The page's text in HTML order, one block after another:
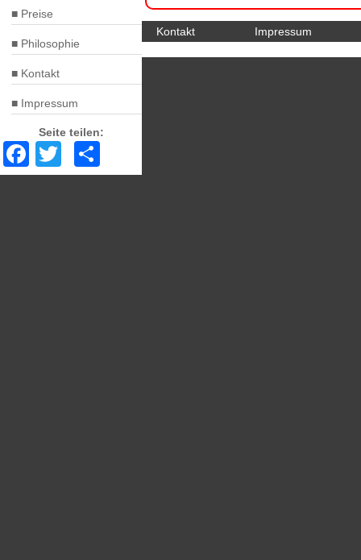
Preise
Philosophie
Kontakt
Impressum
Seite teilen:
Facebook
Twitter
Fußbereich
Kontakt Impressum